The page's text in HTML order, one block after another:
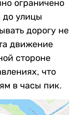
ограничено
до улицы
дорогу не
движение
стороне
что
в часы пик.